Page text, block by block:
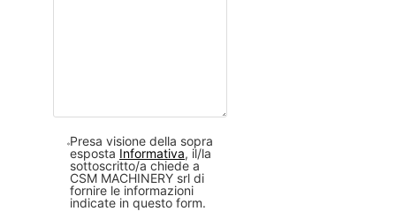
Presa visione della sopra
esposta Informativa, il/la
sottoscritto/a chiede a
CSM MACHINERY srl di
fornire le informazioni
indicate in questo form.